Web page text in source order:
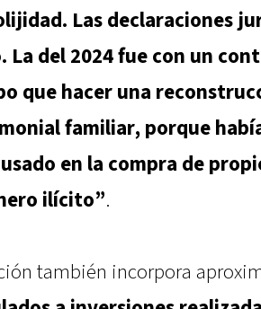
Las declaraciones
La del 2024 fue con un
que hacer una
familiar, porque
en la compra de
ilícito”.
también incorpora